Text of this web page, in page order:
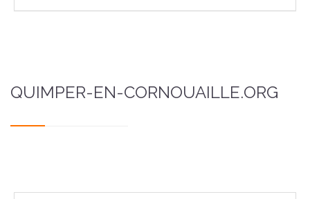
QUIMPER-EN-CORNOUAILLE.ORG